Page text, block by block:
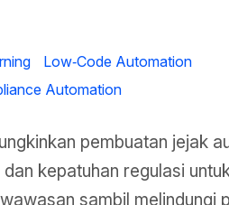
Low‑Code Automation
Automation
pembuatan jejak
kepatuhan regulasi
sambil melindungi